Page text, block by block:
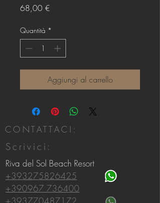
68,00 €
Quantità *
Aggiungi al carrello
CONTATTACI:
Scrivici:
Riva del Sol Beach Resort
+393275826425
+390967 736400